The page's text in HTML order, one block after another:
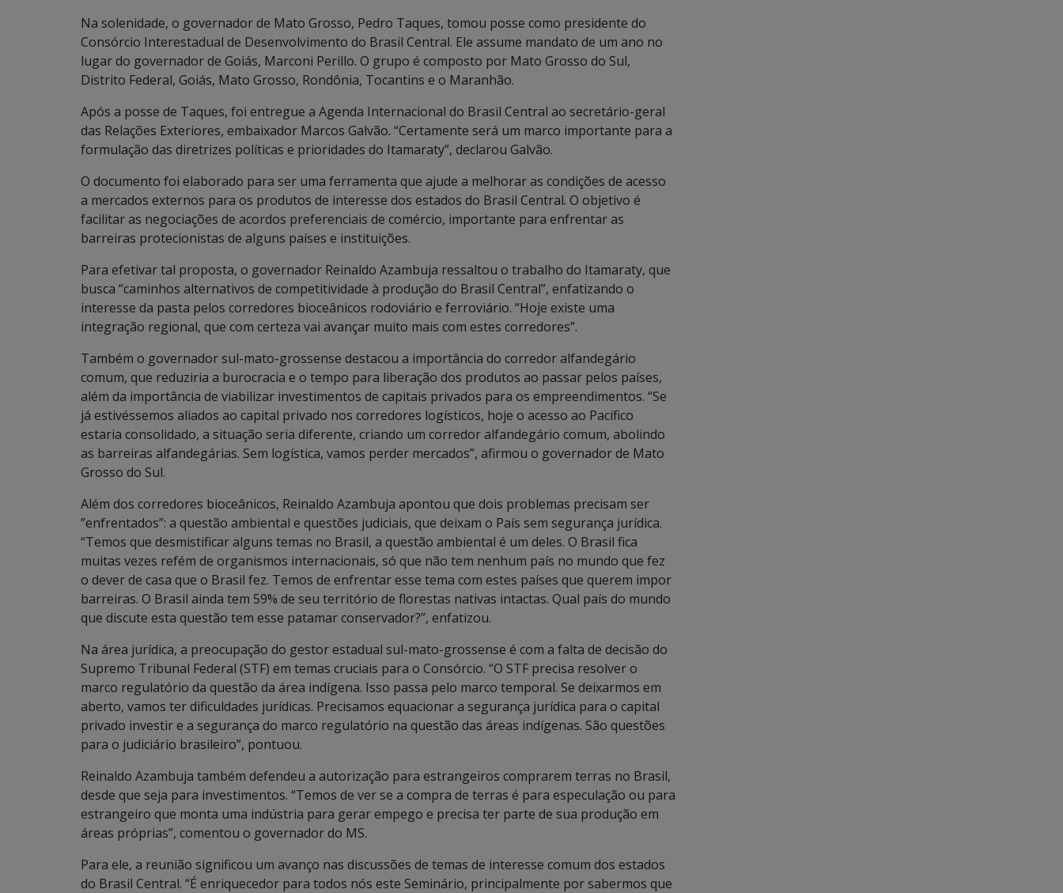
Na solenidade, o governador de Mato Grosso, Pedro Taques, tomou posse como presidente do
Consórcio Interestadual de Desenvolvimento do Brasil Central. Ele assume mandato de um ano no
lugar do governador de Goiás, Marconi Perillo. O grupo é composto por Mato Grosso do Sul,
Distrito Federal, Goiás, Mato Grosso, Rondônia, Tocantins e o Maranhão.
Após a posse de Taques, foi entregue a Agenda Internacional do Brasil Central ao secretário-geral
das Relações Exteriores, embaixador Marcos Galvão. “Certamente será um marco importante para a
formulação das diretrizes políticas e prioridades do Itamaraty”, declarou Galvão.
O documento foi elaborado para ser uma ferramenta que ajude a melhorar as condições de acesso
a mercados externos para os produtos de interesse dos estados do Brasil Central. O objetivo é
facilitar as negociações de acordos preferenciais de comércio, importante para enfrentar as
barreiras protecionistas de alguns países e instituições.
Para efetivar tal proposta, o governador Reinaldo Azambuja ressaltou o trabalho do Itamaraty, que
busca “caminhos alternativos de competitividade à produção do Brasil Central”, enfatizando o
interesse da pasta pelos corredores bioceânicos rodoviário e ferroviário. “Hoje existe uma
integração regional, que com certeza vai avançar muito mais com estes corredores”.
Também o governador sul-mato-grossense destacou a importância do corredor alfandegário
comum, que reduziria a burocracia e o tempo para liberação dos produtos ao passar pelos países,
além da importância de viabilizar investimentos de capitais privados para os empreendimentos. “Se
já estivéssemos aliados ao capital privado nos corredores logísticos, hoje o acesso ao Pacífico
estaria consolidado, a situação seria diferente, criando um corredor alfandegário comum, abolindo
as barreiras alfandegárias. Sem logística, vamos perder mercados”, afirmou o governador de Mato
Grosso do Sul.
Além dos corredores bioceânicos, Reinaldo Azambuja apontou que dois problemas precisam ser
”enfrentados”: a questão ambiental e questões judiciais, que deixam o País sem segurança jurídica.
“Temos que desmistificar alguns temas no Brasil, a questão ambiental é um deles. O Brasil fica
muitas vezes refém de organismos internacionais, só que não tem nenhum país no mundo que fez
o dever de casa que o Brasil fez. Temos de enfrentar esse tema com estes países que querem impor
barreiras. O Brasil ainda tem 59% de seu território de florestas nativas intactas. Qual país do mundo
que discute esta questão tem esse patamar conservador?”, enfatizou.
Na área jurídica, a preocupação do gestor estadual sul-mato-grossense é com a falta de decisão do
Supremo Tribunal Federal (STF) em temas cruciais para o Consórcio. “O STF precisa resolver o
marco regulatório da questão da área indígena. Isso passa pelo marco temporal. Se deixarmos em
aberto, vamos ter dificuldades jurídicas. Precisamos equacionar a segurança jurídica para o capital
privado investir e a segurança do marco regulatório na questão das áreas indígenas. São questões
para o judiciário brasileiro”, pontuou.
Reinaldo Azambuja também defendeu a autorização para estrangeiros comprarem terras no Brasil,
desde que seja para investimentos. “Temos de ver se a compra de terras é para especulação ou para
estrangeiro que monta uma indústria para gerar empego e precisa ter parte de sua produção em
áreas próprias”, comentou o governador do MS.
Para ele, a reunião significou um avanço nas discussões de temas de interesse comum dos estados
do Brasil Central. “É enriquecedor para todos nós este Seminário, principalmente por sabermos que